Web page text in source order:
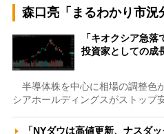
森口亮「まるわかり市況
「キオクシア急
投資家としての
半導体株を中心に相場の調整色
シアホールディングスがストップ
「NYダウは高値更新、ナスダ